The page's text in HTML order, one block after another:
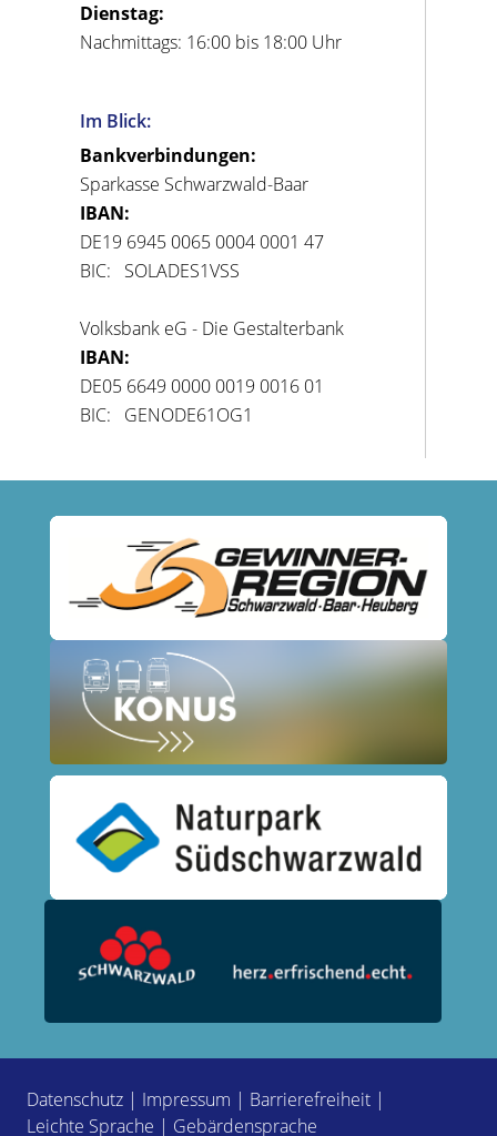
Dienstag:
Nachmittags: 16:00 bis 18:00 Uhr
Im Blick:
Bankverbindungen:
Sparkasse Schwarzwald-Baar
IBAN:
DE19 6945 0065 0004 0001 47
BIC: SOLADES1VSS
Volksbank eG - Die Gestalterbank
IBAN:
DE05 6649 0000 0019 0016 01
BIC: GENODE61OG1
Datenschutz | Impressum | Barrierefreiheit |
Leichte Sprache | Gebärdensprache